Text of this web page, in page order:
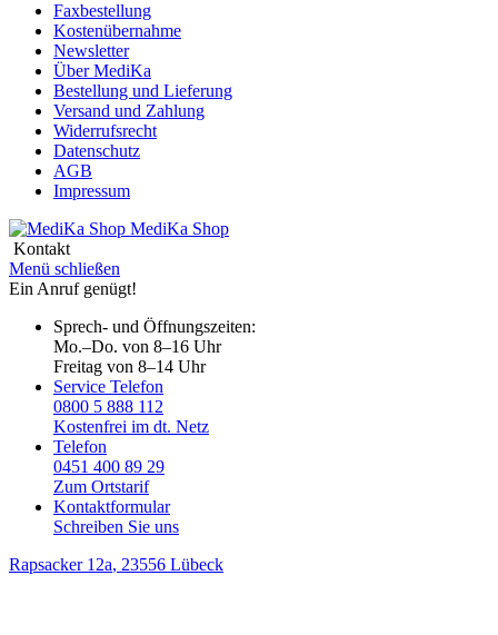
Faxbestellung
Kostenübernahme
Newsletter
Über MediKa
Bestellung und Lieferung
Versand und Zahlung
Widerrufsrecht
Datenschutz
AGB
Impressum
MediKa Shop
Kontakt
Menü schließen
Ein Anruf genügt!
Sprech- und Öffnungszeiten:
Mo.–Do. von 8–16 Uhr
Freitag von 8–14 Uhr
Service Telefon
0800 5 888 112
Kostenfrei im dt. Netz
Telefon
0451 400 89 29
Zum Ortstarif
Kontaktformular
Schreiben Sie uns
Rapsacker 12a, 23556 Lübeck